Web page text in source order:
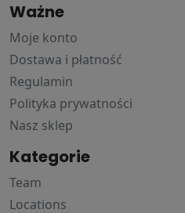
Ważne
Moje konto
Dostawa i płatność
Regulamin
Polityka prywatności
Nasz sklep
Kategorie
Team
Locations